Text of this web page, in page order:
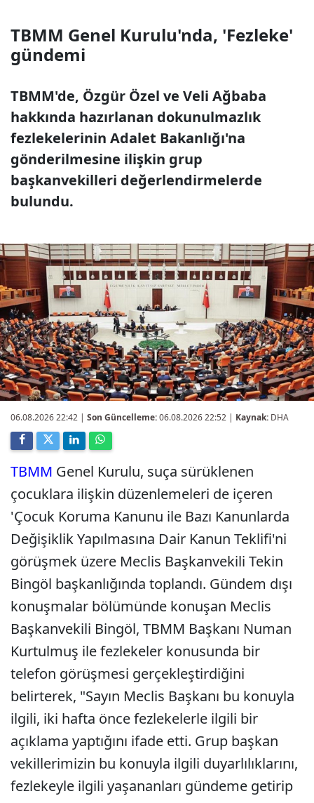
TBMM Genel Kurulu'nda, 'Fezleke'
gündemi
TBMM'de, Özgür Özel ve Veli Ağbaba
hakkında hazırlanan dokunulmazlık
fezlekelerinin Adalet Bakanlığı'na
gönderilmesine ilişkin grup
başkanvekilleri değerlendirmelerde
bulundu.
06.08.2026 22:42 | Son Güncelleme:06.08.2026 22:52 | Kaynak: DHA
TBMM Genel Kurulu, suça sürüklenen
çocuklara ilişkin düzenlemeleri de içeren
'Çocuk Koruma Kanunu ile Bazı Kanunlarda
Değişiklik Yapılmasına Dair Kanun Teklifi'ni
görüşmek üzere Meclis Başkanvekili Tekin
Bingöl başkanlığında toplandı. Gündem dışı
konuşmalar bölümünde konuşan Meclis
Başkanvekili Bingöl, TBMM Başkanı Numan
Kurtulmuş ile fezlekeler konusunda bir
telefon görüşmesi gerçekleştirdiğini
belirterek, "Sayın Meclis Başkanı bu konuyla
ilgili, iki hafta önce fezlekelerle ilgili bir
açıklama yaptığını ifade etti. Grup başkan
vekillerimizin bu konuyla ilgili duyarlılıklarını,
fezlekeyle ilgili yaşananları gündeme getirip